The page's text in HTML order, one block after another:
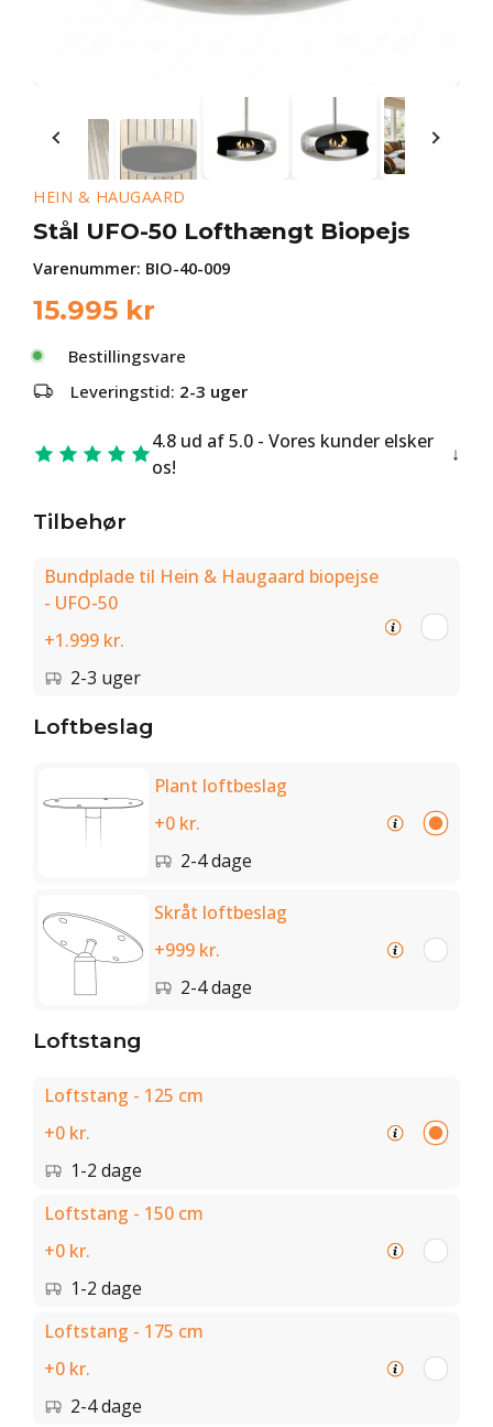
HEIN & HAUGAARD
Stål UFO-50 Lofthængt Biopejs
Varenummer: BIO-40-009
15.995 kr
Bestillingsvare
Leveringstid: 2-3 uger
4.8 ud af 5.0 - Vores kunder elsker
os!
Tilbehør
Bundplade til Hein & Haugaard biopejse
- UFO-50
+1.999 kr.
2-3 uger
Loftbeslag
Plant loftbeslag
+0 kr.
2-4 dage
Skråt loftbeslag
+999 kr.
2-4 dage
Loftstang
Loftstang - 125 cm
+0 kr.
1-2 dage
Loftstang - 150 cm
+0 kr.
1-2 dage
Loftstang - 175 cm
+0 kr.
2-4 dage